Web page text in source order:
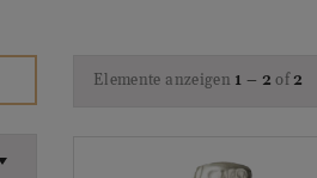
Elemente anzeigen 1 – 2 of2